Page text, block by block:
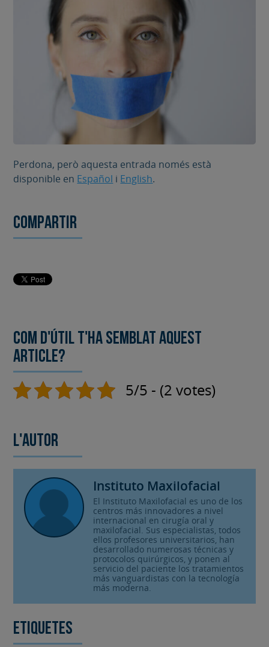
Perdona, però aquesta entrada només està
disponible en Español i English.
Compartir
Com d'útil t'ha semblat aquest
article?
5/5 - (2 votes)
L'autor
Instituto Maxilofacial
El Instituto Maxilofacial es uno de los
centros más innovadores a nivel
internacional en cirugía oral y
maxilofacial. Sus especialistas, todos
ellos profesores universitarios, han
desarrollado numerosas técnicas y
protocolos quirúrgicos, y ponen al
servicio del paciente los tratamientos
más vanguardistas con la tecnología
más moderna.
Etiquetes